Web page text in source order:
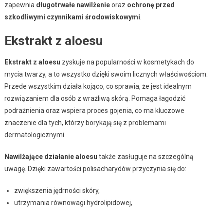
zapewnia długotrwałe nawilżenieoraz ochronę przed
szkodliwymi czynnikami środowiskowymi
Ekstrakt z aloesu
Ekstrakt z aloesu zyskuje na popularności w kosmetykach do
mycia twarzy, a to wszystko dzięki swoim licznych właściwościom.
Przede wszystkim działa kojąco, co sprawia, że jest idealnym
rozwiązaniem dla osób z wrażliwą skórą. Pomaga łagodzić
podrażnienia oraz wspiera proces gojenia, co ma kluczowe
znaczenie dla tych, którzy borykają się z problemami
dermatologicznymi.
Nawilżające działanie aloesu także zasługuje na szczególną
uwagę. Dzięki zawartości polisacharydów przyczynia się do:
zwiększenia jędrności skóry,
utrzymania równowagi hydrolipidowej,